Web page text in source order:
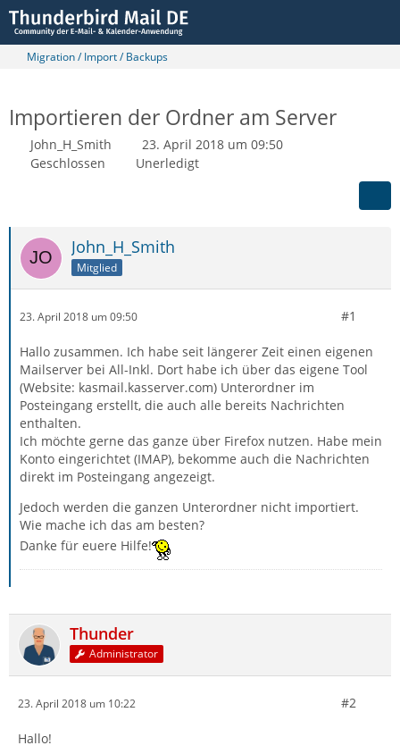
Migration / Import / Backups
Importieren der Ordner am Server
John_H_Smith
23. April 2018 um 09:50
Geschlossen
Unerledigt
John_H_Smith
Mitglied
23. April 2018 um 09:50 #1
Hallo zusammen. Ich habe seit längerer Zeit einen eigenen
Mailserver bei All-Inkl. Dort habe ich über das eigene Tool
(Website: kasmail.kasserver.com) Unterordner im
Posteingang erstellt, die auch alle bereits Nachrichten
enthalten.
Ich möchte gerne das ganze über Firefox nutzen. Habe mein
Konto eingerichtet (IMAP), bekomme auch die Nachrichten
direkt im Posteingang angezeigt.
Jedoch werden die ganzen Unterordner nicht importiert.
Wie mache ich das am besten?
Danke für euere Hilfe!
Thunder
Administrator
23. April 2018 um 10:22 #2
Hallo!